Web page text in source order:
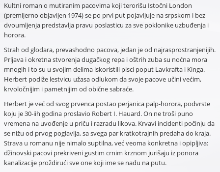
Kultni roman o mutiranim pacovima koji terorišu Istočni London
(premijerno objavljen 1974) se po prvi put pojavljuje na srpskom i bez
dvoumljenja predstavlja pravu poslasticu za sve poklonike uzbuđenja i
horora.
Strah od glodara, prevashodno pacova, jedan je od najrasprostranjenijih.
Prljava i okretna stvorenja dugačkog repa i oštrih zuba su noćna mora
mnogih i to su u svojim delima iskoristili pisci poput Lavkrafta i Kinga.
Herbert podiže lestvicu užasa odlukom da svoje pacove učini većim,
krvoločnijim i pametnijim od obične sabraće.
Herbert je već od svog prvenca postao perjanica palp-horora, podvrste
koju je 30-iih godina proslavio Robert I. Hauard. On ne troši puno
vremena na uvođenje u priču i razradu likova. Krvavi incidenti počinju da
se nižu od prvog poglavlja, sa svega par kratkotrajnih predaha do kraja.
Strava u romanu nije nimalo suptilna, već veoma konkretna i opipljiva:
džinovski pacovi prekriveni gustim crnim krznom jurišaju iz ponora
kanalizacije proždirući sve one koji ime se nađu na putu.